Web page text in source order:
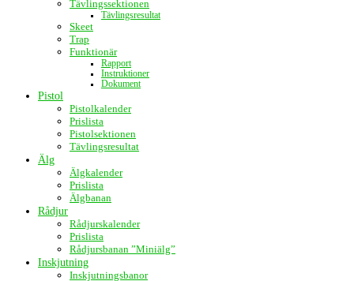
Tävlingssektionen
Tävlingsresultat
Skeet
Trap
Funktionär
Rapport
Instruktioner
Dokument
Pistol
Pistolkalender
Prislista
Pistolsektionen
Tävlingsresultat
Älg
Älgkalender
Prislista
Älgbanan
Rådjur
Rådjurskalender
Prislista
Rådjursbanan ”Miniälg”
Inskjutning
Inskjutningsbanor